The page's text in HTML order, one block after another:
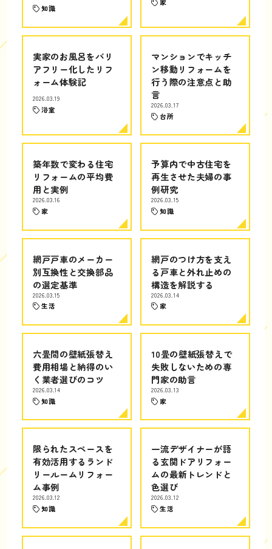
知識
家
実家のお風呂をバリ
アフリー化したリフ
ォーム体験記
2026.03.19
浴室
マンションでキッチ
ン移動リフォームを
行う際の注意点と助
言
2026.03.17
台所
築年数で変わる住宅
リフォームの平均費
用と実例
2026.03.16
家
予算内で中古住宅を
再生させた夫婦の事
例研究
2026.03.15
知識
網戸戸車のメーカー
別互換性と交換部品
の選定基準
2026.03.15
生活
網戸のつけ方を支え
る戸車と外れ止めの
構造を解説する
2026.03.14
家
六畳間の壁紙張替え
費用相場と納得のい
く業者選びのコツ
2026.03.14
知識
10畳の壁紙張替えで
失敗しないための専
門家の助言
2026.03.13
家
限られたスペースを
有効活用するランド
リールームリフォー
ム事例
2026.03.12
知識
一流デザイナーが語
る玄関ドアリフォー
ムの最新トレンドと
色選び
2026.03.12
生活